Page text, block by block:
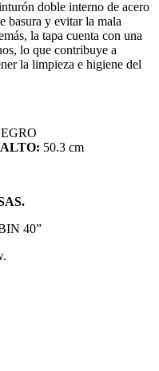
doble interno de acero
basura y evitar la mala
la tapa cuenta con una
lo que contribuye a
la limpieza e higiene del
ALTO: 50.3 cm
40”